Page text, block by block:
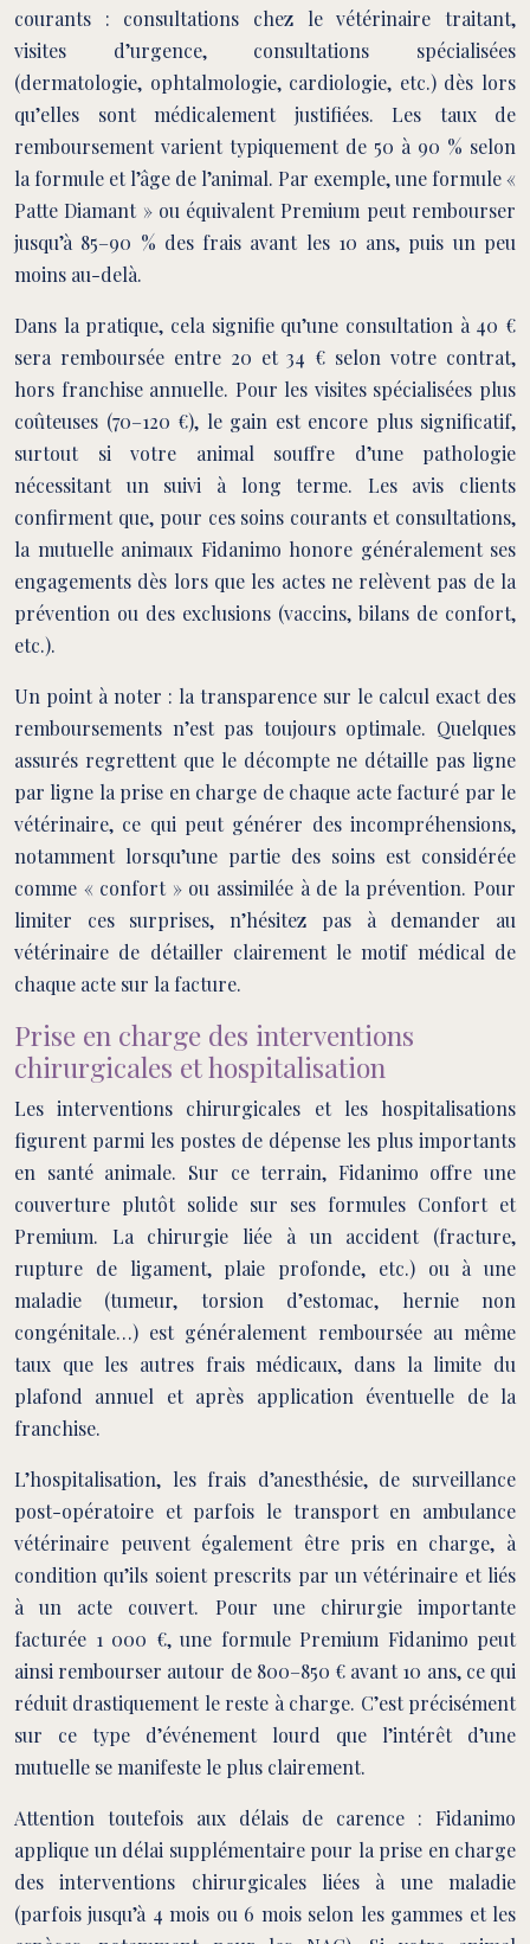
courants : consultations chez le vétérinaire traitant,
visites d’urgence, consultations spécialisées
(dermatologie, ophtalmologie, cardiologie, etc.) dès lors
qu’elles sont médicalement justifiées. Les taux de
remboursement varient typiquement de 50 à 90 % selon
la formule et l’âge de l’animal. Par exemple, une formule «
Patte Diamant » ou équivalent Premium peut rembourser
jusqu’à 85–90 % des frais avant les 10 ans, puis un peu
moins au-delà.
Dans la pratique, cela signifie qu’une consultation à 40 €
sera remboursée entre 20 et 34 € selon votre contrat,
hors franchise annuelle. Pour les visites spécialisées plus
coûteuses (70–120 €), le gain est encore plus significatif,
surtout si votre animal souffre d’une pathologie
nécessitant un suivi à long terme. Les avis clients
confirment que, pour ces soins courants et consultations,
la mutuelle animaux Fidanimo honore généralement ses
engagements dès lors que les actes ne relèvent pas de la
prévention ou des exclusions (vaccins, bilans de confort,
etc.).
Un point à noter : la transparence sur le calcul exact des
remboursements n’est pas toujours optimale. Quelques
assurés regrettent que le décompte ne détaille pas ligne
par ligne la prise en charge de chaque acte facturé par le
vétérinaire, ce qui peut générer des incompréhensions,
notamment lorsqu’une partie des soins est considérée
comme « confort » ou assimilée à de la prévention. Pour
limiter ces surprises, n’hésitez pas à demander au
vétérinaire de détailler clairement le motif médical de
chaque acte sur la facture.
Prise en charge des interventions
chirurgicales et hospitalisation
Les interventions chirurgicales et les hospitalisations
figurent parmi les postes de dépense les plus importants
en santé animale. Sur ce terrain, Fidanimo offre une
couverture plutôt solide sur ses formules Confort et
Premium. La chirurgie liée à un accident (fracture,
rupture de ligament, plaie profonde, etc.) ou à une
maladie (tumeur, torsion d’estomac, hernie non
congénitale…) est généralement remboursée au même
taux que les autres frais médicaux, dans la limite du
plafond annuel et après application éventuelle de la
franchise.
L’hospitalisation, les frais d’anesthésie, de surveillance
post-opératoire et parfois le transport en ambulance
vétérinaire peuvent également être pris en charge, à
condition qu’ils soient prescrits par un vétérinaire et liés
à un acte couvert. Pour une chirurgie importante
facturée 1 000 €, une formule Premium Fidanimo peut
ainsi rembourser autour de 800–850 € avant 10 ans, ce qui
réduit drastiquement le reste à charge. C’est précisément
sur ce type d’événement lourd que l’intérêt d’une
mutuelle se manifeste le plus clairement.
Attention toutefois aux délais de carence : Fidanimo
applique un délai supplémentaire pour la prise en charge
des interventions chirurgicales liées à une maladie
(parfois jusqu’à 4 mois ou 6 mois selon les gammes et les